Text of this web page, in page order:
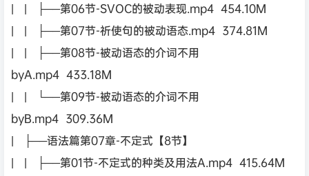
| | ├──第06节-SVOC的被动表现.mp4 454.10M
| | ├──第07节-祈使句的被动语态.mp4 374.81M
| | ├──第08节-被动语态的介词不用
byA.mp4 433.18M
| | └──第09节-被动语态的介词不用
byB.mp4 309.36M
| ├──语法篇第07章-不定式【8节】
| | ├──第01节-不定式的种类及用法A.mp4 415.64M